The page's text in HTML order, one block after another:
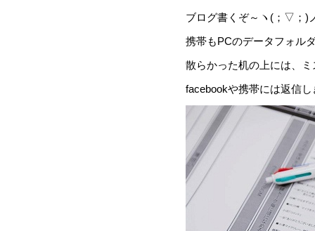
ブログ書くぞ～ヽ(；▽；)
携帯もPCのデータフォル
散らかった机の上には、
facebookや携帯には返信